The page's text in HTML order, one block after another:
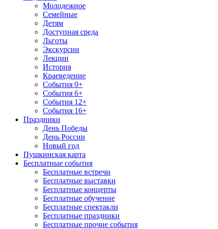
Молодежное
Семейные
Детям
Доступная среда
Льготы
Экскурсии
Лекции
История
Краеведение
События 0+
События 6+
События 12+
События 16+
Праздники
День Победы
День России
Новый год
Пушкинская карта
Бесплатные события
Бесплатные встречи
Бесплатные выставки
Бесплатные концерты
Бесплатные обучение
Бесплатные спектакли
Бесплатные праздники
Бесплатные прочие события